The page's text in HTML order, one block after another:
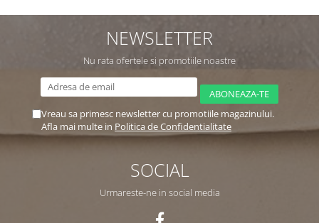
NEWSLETTER
Nu rata ofertele si promotiile noastre
Vreau sa primesc newsletter cu promotiile magazinului.
Afla mai multe in Politica de Confidentialitate
SOCIAL
Urmareste-ne in social media